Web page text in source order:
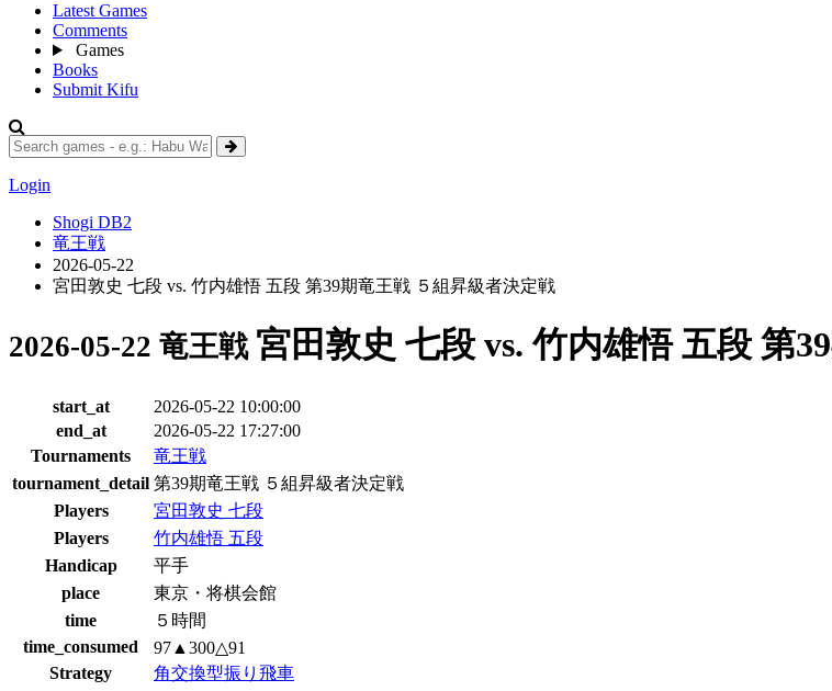
Latest Games
Comments
Games
Books
Submit Kifu
Login
Shogi DB2
竜王戦
2026-05-22
宮田敦史 七段 vs. 竹内雄悟 五段 第39期竜王戦 ５組昇級者決定戦
2026-05-22 竜王戦 宮田敦史 七段 vs. 竹内雄悟 五段 第
start_at
2026-05-22 10:00:00
end_at
2026-05-22 17:27:00
Tournaments
竜王戦
tournament_detail 第39期竜王戦 ５組昇級者決定戦
Players
宮田敦史 七段
Players
竹内雄悟 五段
Handicap
平手
place
東京・将棋会館
time
５時間
time_consumed
97▲300△91
Strategy
角交換型振り飛車